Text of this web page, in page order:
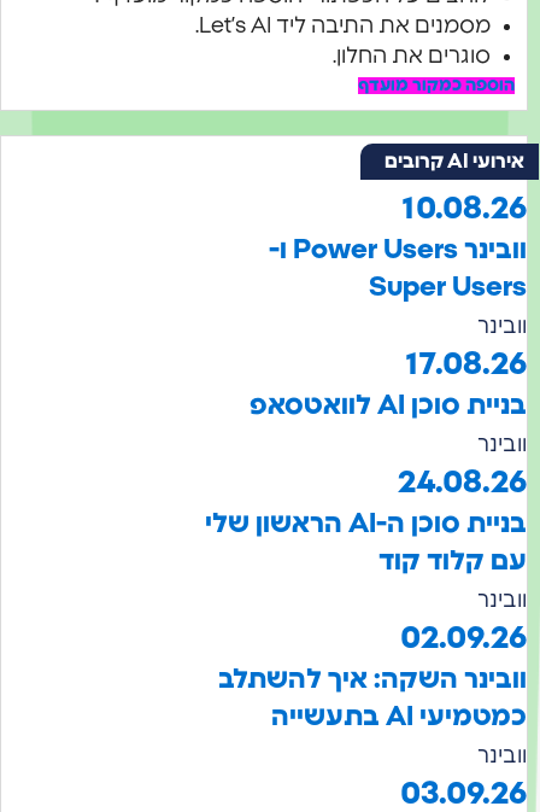
מסמנים את התיבה ליד Let’s AI.
סוגרים את החלון.
הוספה כמקור מועדף
אירועי AI קרובים
10.08.26
וובינר Power Users ו-
Super Users
וובינר
17.08.26
בניית סוכן AI לוואטסאפ
וובינר
24.08.26
בניית סוכן ה-AI הראשון שלי
עם קלוד קוד
וובינר
02.09.26
וובינר השקה: איך להשתלב
כמטמיעי AI בתעשייה
וובינר
03.09.26